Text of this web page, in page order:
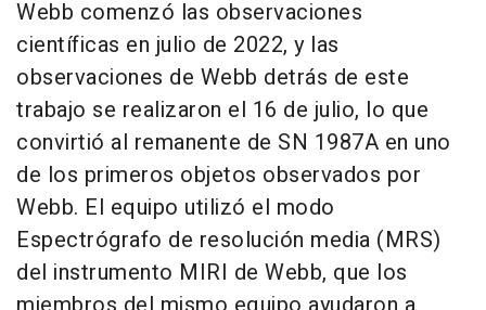
Webb comenzó las observaciones
científicas en julio de 2022, y las
observaciones de Webb detrás de este
trabajo se realizaron el 16 de julio, lo que
convirtió al remanente de SN 1987A en uno
de los primeros objetos observados por
Webb. El equipo utilizó el modo
Espectrógrafo de resolución media (MRS)
del instrumento MIRI de Webb, que los